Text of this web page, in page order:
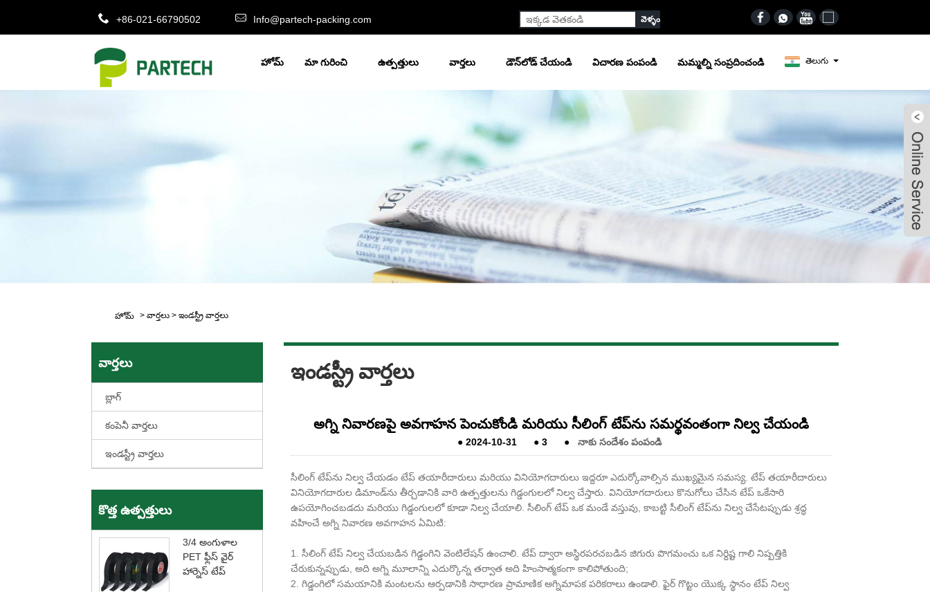
+86-021-66790502 Info@partech-packing.com
తెలుగు
హోమ్ మా గురించి ఉత్పత్తులు వార్తలు డౌన్‌లోడ్ చేయండి విచారణ పంపండి మమ్మల్ని సంప్రదించండి
హోమ్ > వార్తలు > ఇండస్ట్రీ వార్తలు
వార్తలు
బ్లాగ్
కంపెనీ వార్తలు
ఇండస్ట్రీ వార్తలు
కొత్త ఉత్పత్తులు
3/4 అంగుళాల
PET ఫ్లీస్ వైర్
హార్నెస్ టేప్
ఇండస్ట్రీ వార్తలు
అగ్ని నివారణపై అవగాహన పెంచుకోండి మరియు సీలింగ్ టేప్‌ను సమర్థవంతంగా నిల్వ చేయండి
●2024-10-31 ●3 ● నాకు సందేశం పంపండి
సీలింగ్ టేప్‌ను నిల్వ చేయడం టేప్ తయారీదారులు మరియు వినియోగదారులు ఇద్దరూ ఎదుర్కోవాల్సిన ముఖ్యమైన సమస్య. టేప్ తయారీదారులు
వినియోగదారుల డిమాండ్‌ను తీర్చడానికి వారి ఉత్పత్తులను గిడ్డంగులలో నిల్వ చేస్తారు. వినియోగదారులు కొనుగోలు చేసిన టేప్ ఒకేసారి
ఉపయోగించబడదు మరియు గిడ్డంగులలో కూడా నిల్వ చేయాలి. సీలింగ్ టేప్ ఒక మండే వస్తువు, కాబట్టి సీలింగ్ టేప్‌ను నిల్వ చేసేటప్పుడు శ్రద్ధ
వహించే అగ్ని నివారణ అవగాహన ఏమిటి:
1. సీలింగ్ టేప్ నిల్వ చేయబడిన గిడ్డంగిని వెంటిలేషన్ ఉంచాలి. టేప్ ద్వారా అస్థిరపరచబడిన జిగురు పొగమంచు ఒక నిర్దిష్ట గాలి నిష్పత్తికి
చేరుకున్నప్పుడు, అది అగ్ని మూలాన్ని ఎదుర్కొన్న తర్వాత అది హింసాత్మకంగా కాలిపోతుంది;
2. గిడ్డంగిలో సమయానికి మంటలను ఆర్పడానికి సాధారణ ప్రామాణిక అగ్నిమాపక పరికరాలు ఉండాలి. ఫైర్ గొట్టం యొక్క స్థానం టేప్ నిల్వ